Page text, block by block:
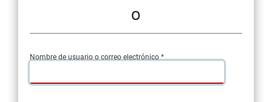
o
Nombre de usuario o correo electrónico *